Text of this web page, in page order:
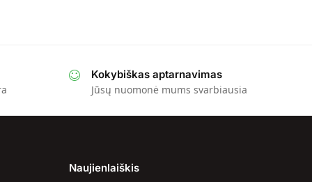
Kokybiškas aptarnavimas
Jūsų nuomonė mums svarbiausia
Naujienlaiškis